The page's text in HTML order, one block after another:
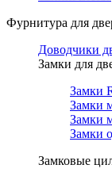
Фурнитура для
Доводчики
Замки для
Замки
Замки
Замки
Замки
Замковые